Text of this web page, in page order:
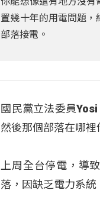
置幾十年的用電問題
部落接電。
國民黨立法委員
然後那個部落在哪裡
上周全台停電，導
落，因缺乏電力系